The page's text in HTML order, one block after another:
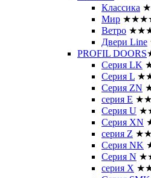
Классика
Мир
Ветро
Двери Line
PROFIL DOORS
Серия LK
Серия L
Серия ZN
серия E
Серия U
Серия XN
серия Z
Серия NK
Серия N
серия X